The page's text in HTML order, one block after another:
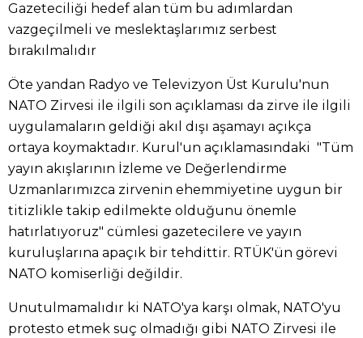
Gazeteciliği hedef alan tüm bu adımlardan
vazgeçilmeli ve meslektaşlarımız serbest
bırakılmalıdır
Öte yandan Radyo ve Televizyon Üst Kurulu'nun
NATO Zirvesi ile ilgili son açıklaması da zirve ile ilgili
uygulamaların geldiği akıl dışı aşamayı açıkça
ortaya koymaktadır. Kurul'un açıklamasındaki "Tüm
yayın akışlarının İzleme ve Değerlendirme
Uzmanlarımızca zirvenin ehemmiyetine uygun bir
titizlikle takip edilmekte olduğunu önemle
hatırlatıyoruz" cümlesi gazetecilere ve yayın
kuruluşlarına apaçık bir tehdittir. RTÜK'ün görevi
NATO komiserliği değildir.
Unutulmamalıdır ki NATO'ya karşı olmak, NATO'yu
protesto etmek suç olmadığı gibi NATO Zirvesi ile